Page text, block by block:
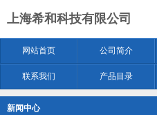
上海希和科技有限公司
网站首页 公司简介
联系我们 产品目录
新闻中心